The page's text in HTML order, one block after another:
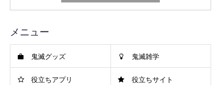
メニュー
鬼滅グッズ 鬼滅雑学
役立ちアプリ 役立ちサイト